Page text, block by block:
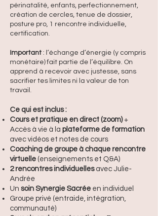
périnatalité, enfants, perfectionnement,
création de cercles, tenue de dossier,
posture pro, 1 rencontre individuelle,
certification.
Important : l’échange d’énergie (y compris
monétaire) fait partie de l’équilibre. On
apprend à recevoir avec justesse, sans
sacrifier tes limites ni la valeur de ton
travail.
Ce qui est inclus :
Cours et pratique en direct (zoom)+
Accès à vie à la plateforme de formation
avec vidéos et notes de cours
Coaching de groupe à chaque rencontre
virtuelle (enseignements et Q&A)
2 rencontres individuellesavec Julie-
Andrée
Un soin Synergie Sacrée en individuel
Groupe privé (entraide, intégration,
communauté)